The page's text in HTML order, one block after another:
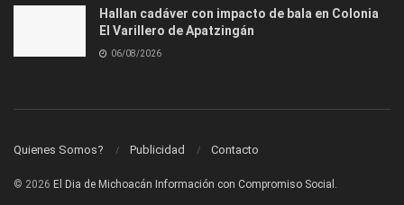
Hallan cadáver con impacto de bala en Colonia
El Varillero de Apatzingán
06/08/2026
Quienes Somos? Publicidad Contacto
© 2026 El Dia de Michoacán Información con Compromiso Social.